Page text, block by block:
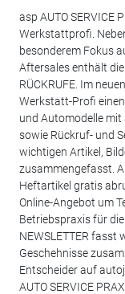
asp AUTO SERVICE
Werkstattprofi.
besonderem Fokus
Aftersales enthält
RÜCKRUFE. Im
Werkstatt-Profi
und Automodelle mit
sowie Rückruf- und
wichtigen Artikel,
zusammengefasst.
Heftartikel gratis
Online-Angebot um
Betriebspraxis für
NEWSLETTER fasst
Geschehnisse
Entscheider auf
AUTO SERVICE